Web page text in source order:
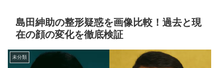
島田紳助の整形疑惑を画像比較！過去と現
在の顔の変化を徹底検証
未分類